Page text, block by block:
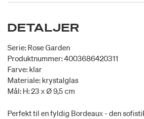
DETALJER
Serie: Rose Garden
Produktnummer: 4003686420311
Farve: klar
Materiale: krystalglas
Mål: H: 23 x Ø 9,5 cm
Perfekt til en fyldig Bordeaux - den